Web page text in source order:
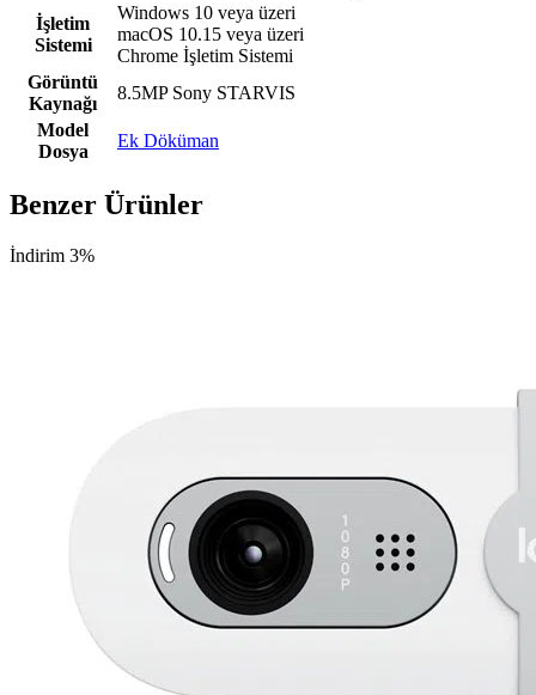
İşletim
Sistemi
Windows 10 veya üzeri
macOS 10.15 veya üzeri
Chrome İşletim Sistemi
Görüntü
Kaynağı
8.5MP Sony STARVIS
Model
Dosya
Ek Döküman
Benzer Ürünler
İndirim 3%